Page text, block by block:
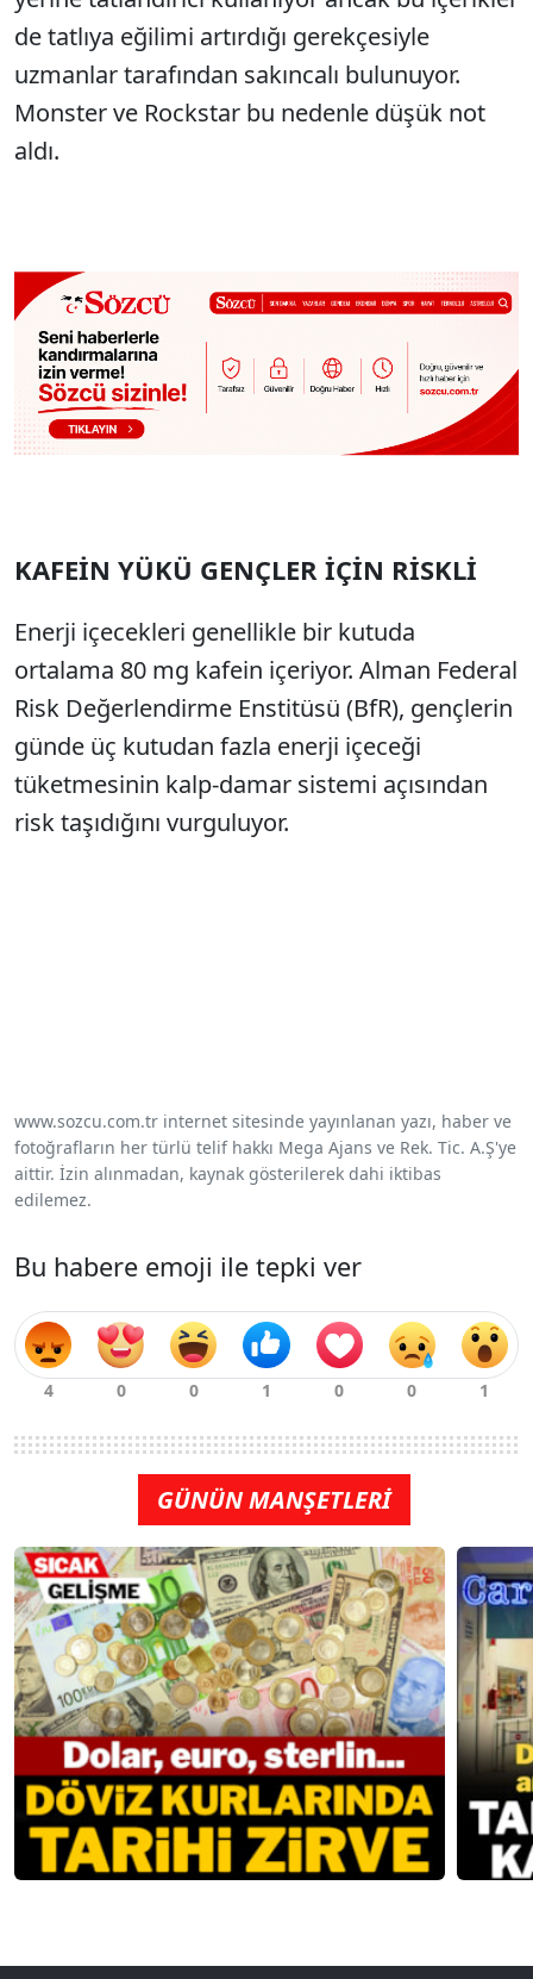
de tatlıya eğilimi artırdığı gerekçesiyle
uzmanlar tarafından sakıncalı bulunuyor.
Monster ve Rockstar bu nedenle düşük not
aldı.
KAFEİN YÜKÜ GENÇLER İÇİN RİSKLİ
Enerji içecekleri genellikle bir kutuda
ortalama 80 mg kafein içeriyor. Alman Federal
Risk Değerlendirme Enstitüsü (BfR), gençlerin
günde üç kutudan fazla enerji içeceği
tüketmesinin kalp-damar sistemi açısından
risk taşıdığını vurguluyor.
www.sozcu.com.tr internet sitesinde yayınlanan yazı, haber ve
fotoğrafların her türlü telif hakkı Mega Ajans ve Rek. Tic. A.Ş'ye
aittir. İzin alınmadan, kaynak gösterilerek dahi iktibas
edilemez.
Bu habere emoji ile tepki ver
GÜNÜN MANŞETLERİ